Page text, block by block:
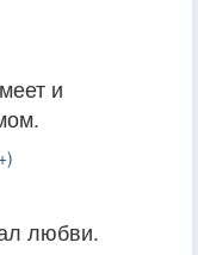
и
любви.